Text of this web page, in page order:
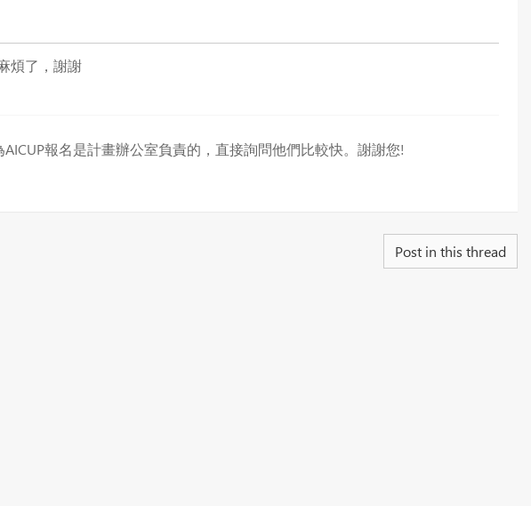
煩了，謝謝
報名是計畫辦公室負責的，直接詢問他們比較快。謝謝您!
Post in this thread